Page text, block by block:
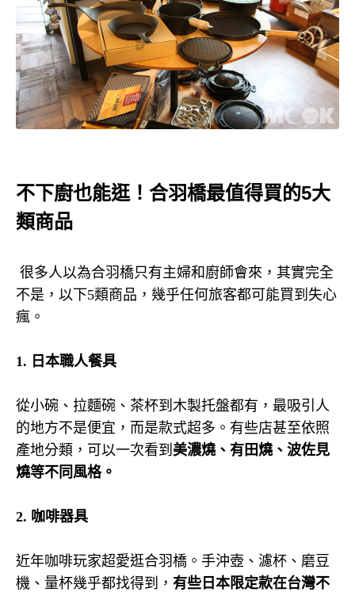
不下廚也能逛！合羽橋最值得買的5大
類商品
很多人以為合羽橋只有主婦和廚師會來，其實完全
不是，以下5類商品，幾乎任何旅客都可能買到失心
瘋。
1. 日本職人餐具
從小碗、拉麵碗、茶杯到木製托盤都有，最吸引人
的地方不是便宜，而是款式超多。有些店甚至依照
產地分類，可以一次看到 美濃燒、有田燒、波佐見
燒等不同風格。
2. 咖啡器具
近年咖啡玩家超愛逛合羽橋。手沖壺、濾杯、磨豆
機、量杯幾乎都找得到， 有些日本限定款在台灣不